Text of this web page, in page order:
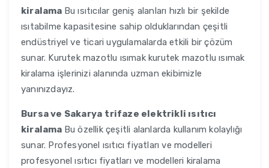
kiralama Bu ısıtıcılar geniş alanları hızlı bir şekilde
ısıtabilme kapasitesine sahip olduklarından çeşitli
endüstriyel ve ticari uygulamalarda etkili bir çözüm
sunar. Kurutek mazotlu ısımak kurutek mazotlu ısımak
kiralama işlerinizi alanında uzman ekibimizle
yanınızdayız.
Bursa ve Sakarya trifaze elektrikli ısıtıcı
kiralama Bu özellik çeşitli alanlarda kullanım kolaylığı
sunar. Profesyonel ısıtıcı fiyatları ve modelleri
profesyonel ısıtıcı fiyatları ve modelleri kiralama